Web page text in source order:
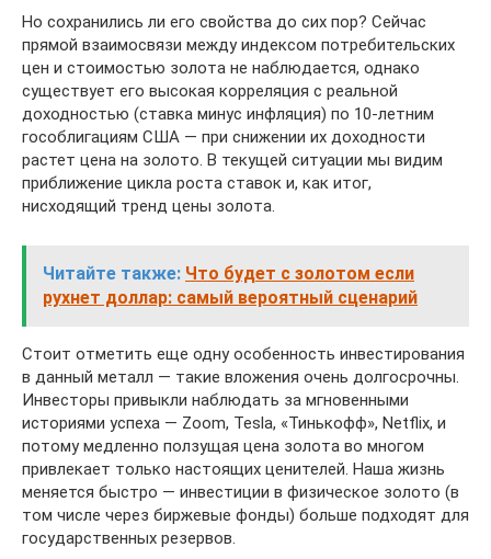
Но сохранились ли его свойства до сих пор? Сейчас
прямой взаимосвязи между индексом потребительских
цен и стоимостью золота не наблюдается, однако
существует его высокая корреляция с реальной
доходностью (ставка минус инфляция) по 10-летним
гособлигациям США — при снижении их доходности
растет цена на золото. В текущей ситуации мы видим
приближение цикла роста ставок и, как итог,
нисходящий тренд цены золота.
Читайте также: Что будет с золотом если
рухнет доллар: самый вероятный сценарий
Стоит отметить еще одну особенность инвестирования
в данный металл — такие вложения очень долгосрочны.
Инвесторы привыкли наблюдать за мгновенными
историями успеха — Zoom, Tesla, «Тинькофф», Netflix, и
потому медленно ползущая цена золота во многом
привлекает только настоящих ценителей. Наша жизнь
меняется быстро — инвестиции в физическое золото (в
том числе через биржевые фонды) больше подходят для
государственных резервов.